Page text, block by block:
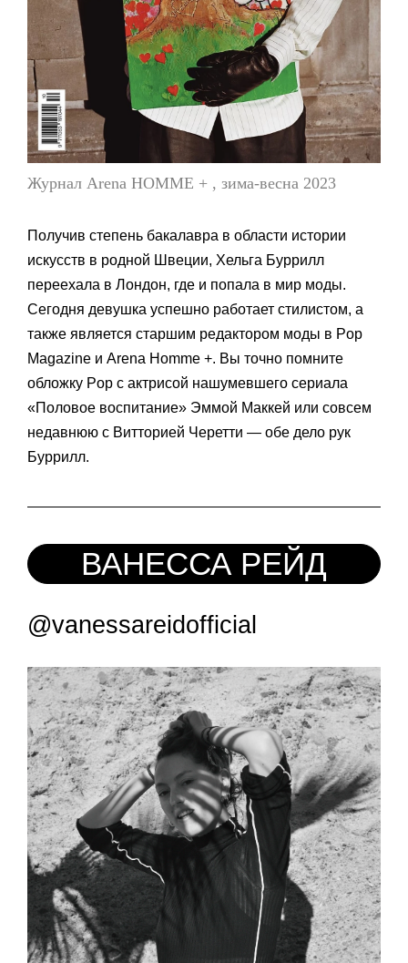
Журнал Arena HOMME + , зима-весна 2023
Получив степень бакалавра в области истории
искусств в родной Швеции, Хельга Буррилл
переехала в Лондон, где и попала в мир моды.
Сегодня девушка успешно работает стилистом, а
также является старшим редактором моды в Pop
Magazine и Arena Homme +. Вы точно помните
обложку Pop c актрисой нашумевшего сериала
«Половое воспитание» Эммой Маккей или совсем
недавнюю с Витторией Черетти — обе дело рук
Буррилл.
ВАНЕССА РЕЙД
@vanessareidofficial